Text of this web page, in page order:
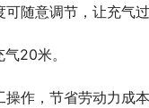
随意调节，让充气过
20米。
作，节省劳动力成本